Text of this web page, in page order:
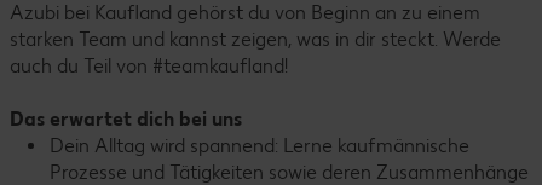
Azubi bei Kaufland gehörst du von Beginn an zu einem
starken Team und kannst zeigen, was in dir steckt. Werde
auch du Teil von #teamkaufland!
Das erwartet dich bei uns
Dein Alltag wird spannend: Lerne kaufmännische
Prozesse und Tätigkeiten sowie deren Zusammenhänge